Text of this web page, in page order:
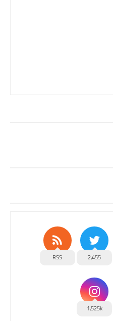
2,455
RSS
1,525k